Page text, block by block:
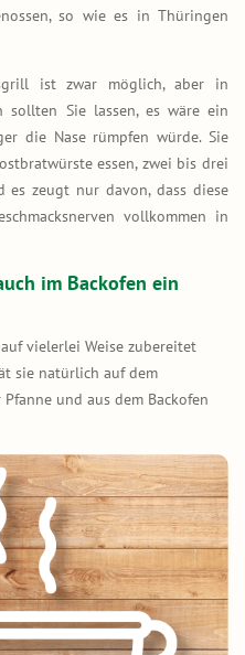
so wie es in Thüringen
ist zwar möglich, aber in
sollten Sie lassen, es wäre ein
die Nase rümpfen würde. Sie
essen, zwei bis drei
es zeugt nur davon, dass diese
vollkommen in
im Backofen ein
vielerlei Weise zubereitet
sie natürlich auf dem
und aus dem Backofen